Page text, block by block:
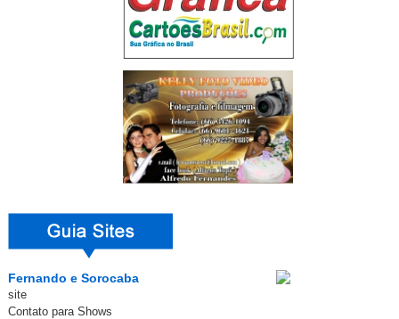
Fernando e Sorocaba
site
Contato para Shows